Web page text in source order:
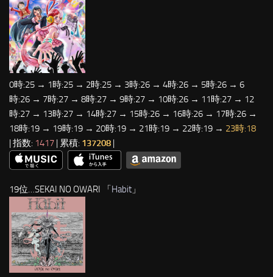
0時:25 → 1時:25 → 2時:25 → 3時:26 → 4時:26 → 5時:26 → 6
時:26 → 7時:27 → 8時:27 → 9時:27 → 10時:26 → 11時:27 → 12
時:27 → 13時:27 → 14時:27 → 15時:26 → 16時:26 → 17時:26 →
18時:19 → 19時:19 → 20時:19 → 21時:19 → 22時:19 → 23時:18
| 指数: 1417 | 累積: 137208 |
19位…SEKAI NO OWARI 「Habit 」